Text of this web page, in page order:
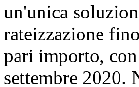
un'unica
rateizzazione
pari importo,
settembre 2020.